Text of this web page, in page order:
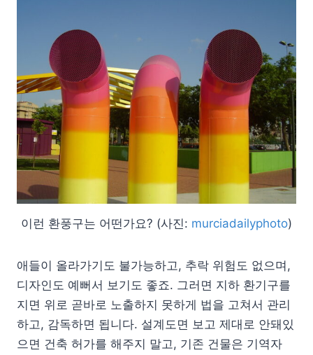
이런 환풍구는 어떤가요? (사진: murciadailyphoto)
애들이 올라가기도 불가능하고, 추락 위험도 없으며,
디자인도 예뻐서 보기도 좋죠. 그러면 지하 환기구를
지면 위로 곧바로 노출하지 못하게 법을 고쳐서 관리
하고, 감독하면 됩니다. 설계도면 보고 제대로 안돼있
으면 건축 허가를 해주지 말고, 기존 건물은 기역자